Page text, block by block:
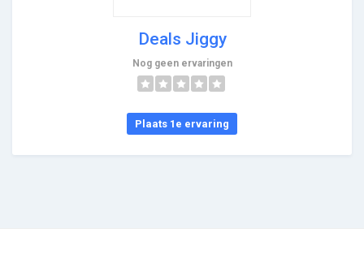
Deals Jiggy
Nog geen ervaringen
Plaats 1e ervaring